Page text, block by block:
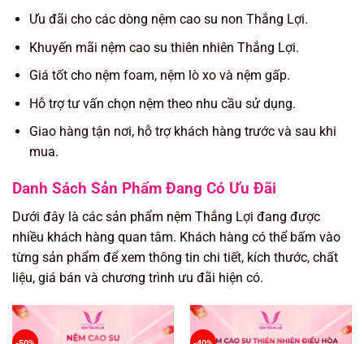
Ưu đãi cho các dòng nệm cao su non Thắng Lợi.
Khuyến mãi nệm cao su thiên nhiên Thắng Lợi.
Giá tốt cho nệm foam, nệm lò xo và nệm gấp.
Hỗ trợ tư vấn chọn nệm theo nhu cầu sử dụng.
Giao hàng tận nơi, hỗ trợ khách hàng trước và sau khi
mua.
Danh Sách Sản Phẩm Đang Có Ưu Đãi
Dưới đây là các sản phẩm nệm Thắng Lợi đang được
nhiều khách hàng quan tâm. Khách hàng có thể bấm vào
từng sản phẩm để xem thông tin chi tiết, kích thước, chất
liệu, giá bán và chương trình ưu đãi hiện có.